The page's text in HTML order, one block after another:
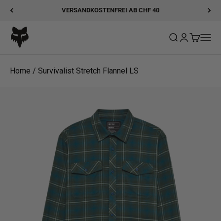
Zum Inhalt springenVERSANDKOSTENFREI AB CHF 40
Fox Racing
Suche öffnen
Home / Survivalist Stretch Flannel LS